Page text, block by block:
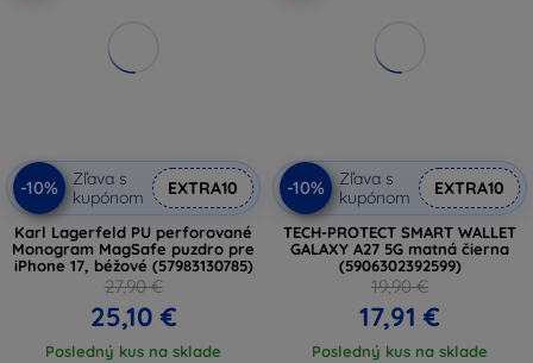
-10%
Zľava s
kupónom
EXTRA10
Karl Lagerfeld PU perforované
Monogram MagSafe puzdro pre
iPhone 17, béžové (57983130785)
27,90 €
25,10 €
Posledný kus na sklade
-10%
Zľava s
kupónom
EXTRA10
TECH-PROTECT SMART WALLET
GALAXY A27 5G matná čierna
(5906302392599)
19,90 €
17,91 €
Posledný kus na sklade